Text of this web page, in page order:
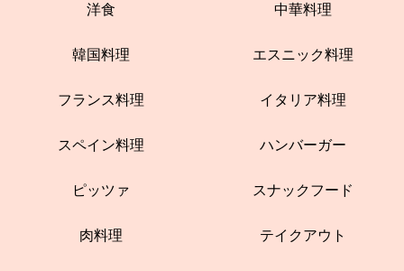
洋食 中華料理
韓国料理 エスニック料理
フランス料理 イタリア料理
スペイン料理 ハンバーガー
ピッツァ スナックフード
肉料理 テイクアウト